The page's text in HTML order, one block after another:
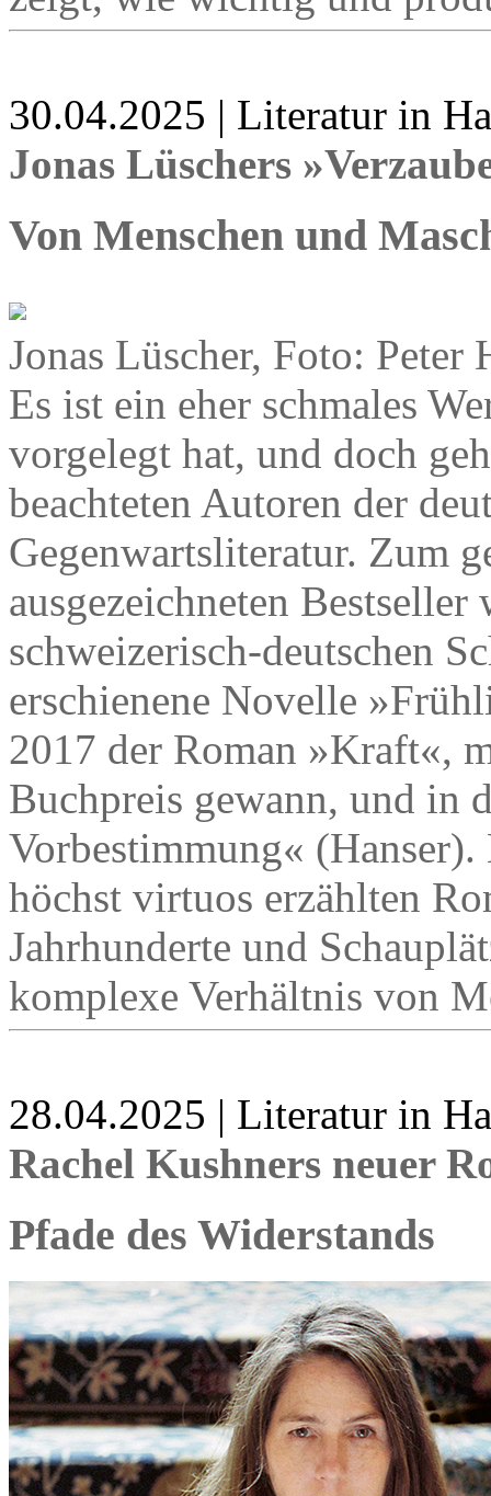
30.04.2025 | Literatur in
Jonas Lüschers
Von Menschen und
Jonas Lüscher, Foto: Peter
Es ist ein eher schmales
vorgelegt hat, und doch
beachteten Autoren der
Gegenwartsliteratur. Zum
ausgezeichneten
schweizerisch-deutschen
erschienene Novelle
2017 der Roman »Kraft«,
Buchpreis gewann, und in
Vorbestimmung«
höchst virtuos erzählten
Jahrhunderte und
komplexe Verhältnis von
28.04.2025 | Literatur in
Rachel Kushners neuer
Pfade des Widerstands